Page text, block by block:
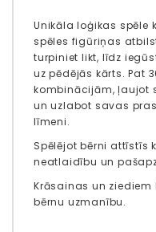
Unikāla loģikas spēle
spēles figūriņas
turpiniet likt, līdz
uz pēdējās kārts. Pat
kombinācijām, ļaujot
un uzlabot savas
līmeni.
Spēlējot bērni attīstīs
neatlaidību un
Krāsainas un
bērnu uzmanību.